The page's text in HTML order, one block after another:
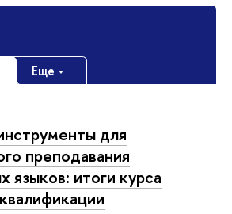
Еще
для
преподавания
языков: итоги курса